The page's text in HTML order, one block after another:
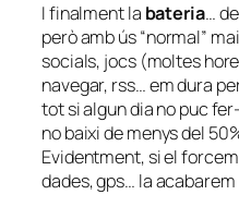
I finalment la bateria…
però amb ús “normal”
socials, jocs (moltes
navegar, rss… em dura
tot si algun dia no puc
no baixi de menys del
Evidentment, si el
dades, gps… la